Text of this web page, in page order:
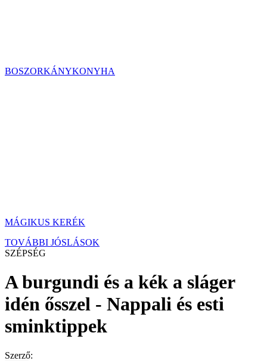
BOSZORKÁNYKONYHA
MÁGIKUS KERÉK
TOVÁBBI JÓSLÁSOK
SZÉPSÉG
A burgundi és a kék a sláger
idén ősszel - Nappali és esti
sminktippek
Szerző: